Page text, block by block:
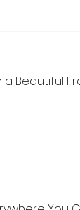
Beautiful